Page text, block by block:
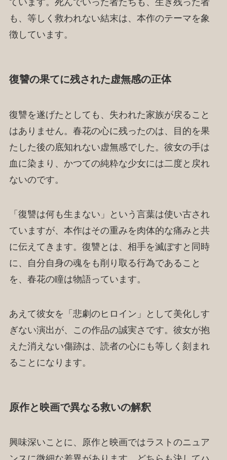
ています。死んでいった者たちも、生き残った者
も、等しく救われない結末は、本作のテーマを象
徴しています。
復讐の果てに残された虚無感の正体
復讐を遂げたとしても、失われた家族が戻ること
はありません。春花の心に残ったのは、目的を果
たした後の底知れない虚無感でした。彼女の手は
血に染まり、かつての純粋な少女には二度と戻れ
ないのです。
「復讐は何も生まない」という言葉は使い古され
ていますが、本作はその重みを肉体的な痛みと共
に伝えてきます。復讐とは、相手を滅ぼすと同時
に、自分自身の魂をも削り取る行為であること
を、春花の瞳は物語っています。
あえて彼女を「悲劇のヒロイン」として美化しす
ぎない演出が、この作品の誠実さです。彼女が抱
えた消えない傷跡は、読者の心にも等しく刻まれ
ることになります。
原作と映画で異なる救いの解釈
興味深いことに、原作と映画ではラストのニュア